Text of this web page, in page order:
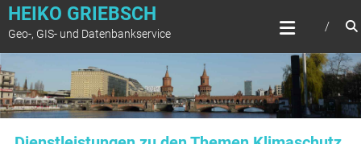
Zum
springen
HEIKO GRIEBSCH
Geo-, GIS- und Datenbankservice